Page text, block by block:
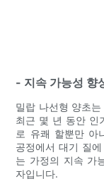
- 지속 가능성 향
밀랍 나선형 양초
최근 몇 년 동안 인
로 유쾌 할뿐만 아
공정에서 대기 질
는 가정의 지속 가
자입니다.